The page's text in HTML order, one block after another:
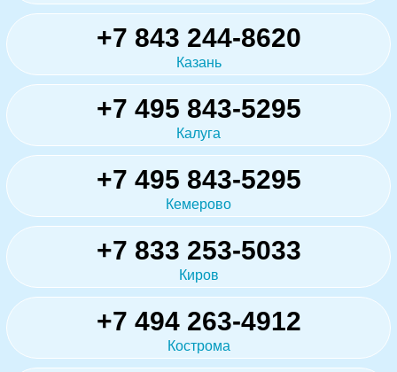
+7 843 244-8620
Казань
+7 495 843-5295
Калуга
+7 495 843-5295
Кемерово
+7 833 253-5033
Киров
+7 494 263-4912
Кострома